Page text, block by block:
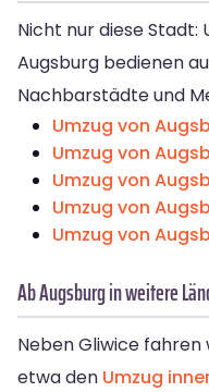
Nicht nur diese Stadt:
Augsburg bedienen
Nachbarstädte und
Umzug von
Umzug von
Umzug von
Umzug von
Umzug von
Ab Augsburg in weitere
Neben Gliwice fahren
etwa den Umzug